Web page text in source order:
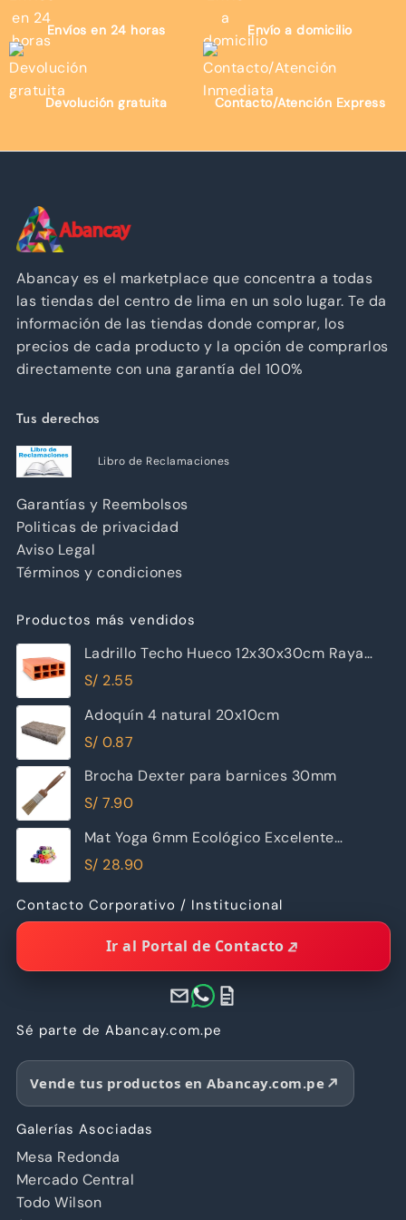
Envíos en 24 horas Envío a domicilio
Devolución gratuita Contacto/Atención Express
Abancay es el marketplace que concentra a todas
las tiendas del centro de lima en un solo lugar. Te da
información de las tiendas donde comprar, los
precios de cada producto y la opción de comprarlos
directamente con una garantía del 100%
Tus derechos
Libro de Reclamaciones
Garantías y Reembolsos
Politicas de privacidad
Aviso Legal
Términos y condiciones
Productos más vendidos
Ladrillo Techo Hueco 12x30x30cm Raya
Piramide
S/ 2.55
Adoquín 4 natural 20x10cm
S/ 0.87
Brocha Dexter para barnices 30mm
S/ 7.90
Mat Yoga 6mm Ecológico Excelente
Calidad
S/ 28.90
Contacto Corporativo / Institucional
Ir al Portal de Contacto
Sé parte de Abancay.com.pe
Vende tus productos en Abancay.com.pe
Galerías Asociadas
Mesa Redonda
Mercado Central
Todo Wilson